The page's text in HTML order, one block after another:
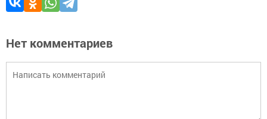
Нет комментариев